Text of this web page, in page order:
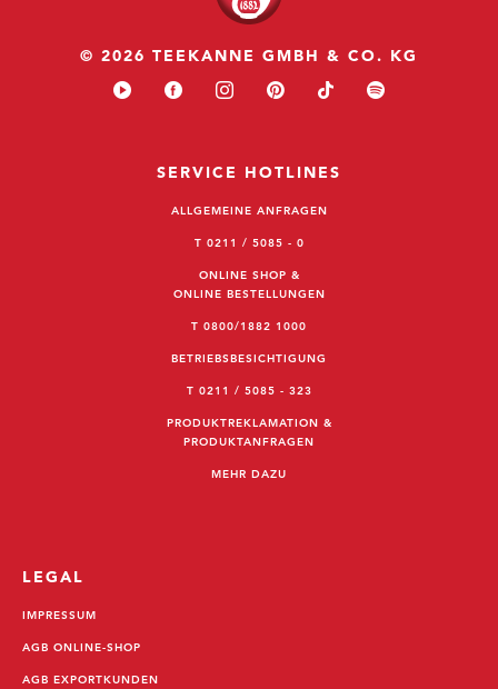
© 2026 TEEKANNE GMBH & CO. KG
SERVICE HOTLINES
ALLGEMEINE ANFRAGEN
T 0211 / 5085 - 0
ONLINE SHOP &
ONLINE BESTELLUNGEN
T 0800/1882 1000
BETRIEBSBESICHTIGUNG
T 0211 / 5085 - 323
PRODUKTREKLAMATION &
PRODUKTANFRAGEN
MEHR DAZU
LEGAL
IMPRESSUM
AGB ONLINE-SHOP
AGB EXPORTKUNDEN